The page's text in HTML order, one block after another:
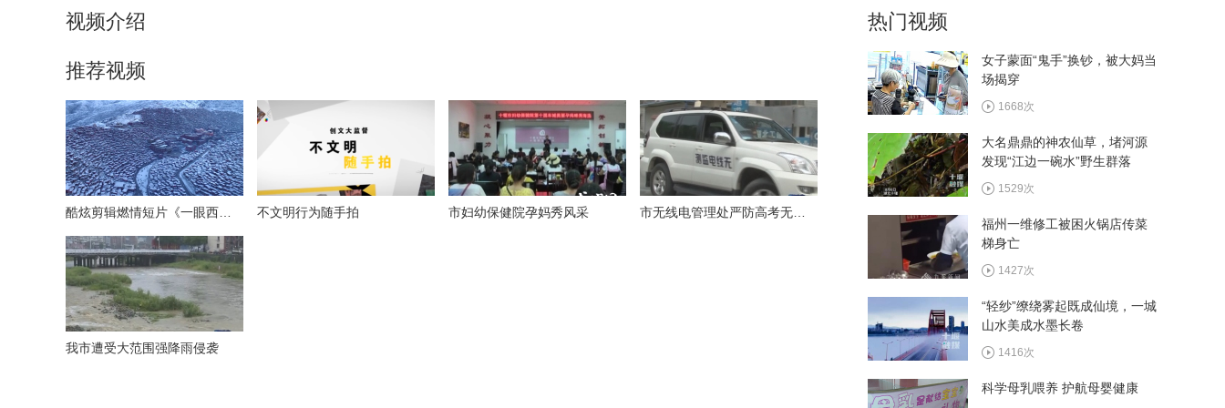
西十高铁执行优惠票价 十堰
往返西安6.4折起
看村BA畅游郧阳 多家景区
推出观赛福利
湖北省和美乡村篮球大赛总
决赛8月13日在郧阳区开赛
视频介绍
推荐视频
不文明行为随手拍 市妇幼保健院孕妈秀风采
我市遭受大范围强降雨侵袭
热门视频
女子蒙面“鬼手”换钞，被大妈当
场揭穿
1668次
大名鼎鼎的神农仙草，堵河源
发现“江边一碗水”野生群落
1529次
福州一维修工被困火锅店传菜
梯身亡
1427次
“轻纱”缭绕雾起既成仙境，一城
山水美成水墨长卷
1416次
科学母乳喂养 护航母婴健康